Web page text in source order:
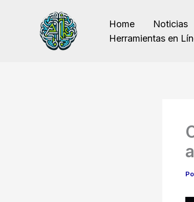
contenido
Home Noticias
Herramientas en